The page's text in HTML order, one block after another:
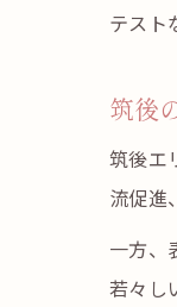
テスト
筑後
筑後エ
流促進
一方、
若々し